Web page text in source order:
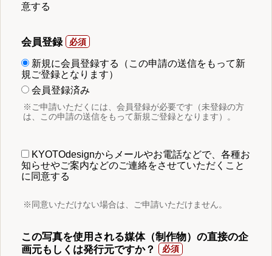
意する
会員登録
新規に会員登録する（この申請の送信をもって新
規ご登録となります）
会員登録済み
※ご申請いただくには、会員登録が必要です（未登録の方
は、この申請の送信をもって新規ご登録となります）。
KYOTOdesignからメールやお電話などで、各種お
知らせやご案内などのご連絡をさせていただくこと
に同意する
※同意いただけない場合は、ご申請いただけません。
この写真を使用される媒体（制作物）の直接の企
画元もしくは発行元ですか？